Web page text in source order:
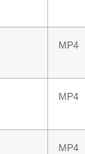
MP4
MP4
MP4